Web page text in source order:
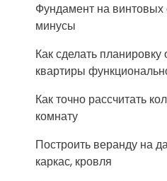
Фундамент на
минусы
Как сделать
квартиры
Как точно рассчитать
комнату
Построить веранду на
каркас, кровля